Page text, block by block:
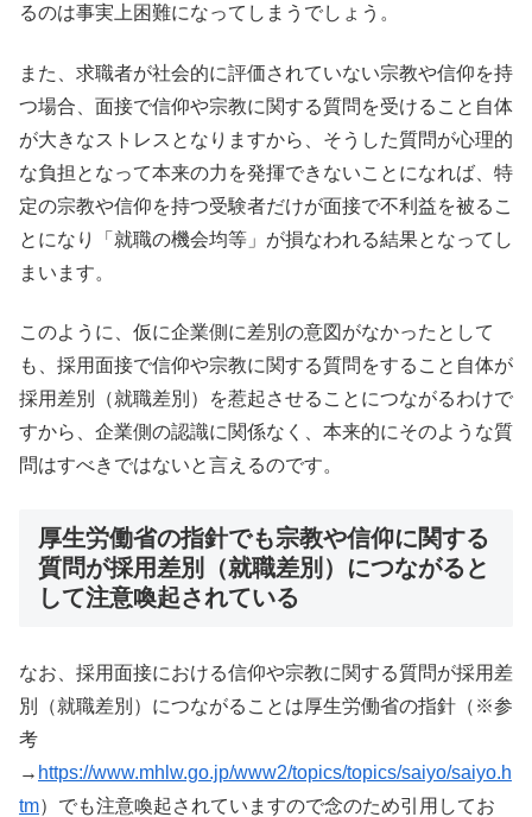
るのは事実上困難になってしまうでしょう。
また、求職者が社会的に評価されていない宗教や信仰を持
つ場合、面接で信仰や宗教に関する質問を受けること自体
が大きなストレスとなりますから、そうした質問が心理的
な負担となって本来の力を発揮できないことになれば、特
定の宗教や信仰を持つ受験者だけが面接で不利益を被るこ
とになり「就職の機会均等」が損なわれる結果となってし
まいます。
このように、仮に企業側に差別の意図がなかったとして
も、採用面接で信仰や宗教に関する質問をすること自体が
採用差別（就職差別）を惹起させることにつながるわけで
すから、企業側の認識に関係なく、本来的にそのような質
問はすべきではないと言えるのです。
厚生労働省の指針でも宗教や信仰に関する
質問が採用差別（就職差別）につながると
して注意喚起されている
なお、採用面接における信仰や宗教に関する質問が採用差
別（就職差別）につながることは厚生労働省の指針（※参
考
→ https://www.mhlw.go.jp/www2/topics/topics/saiyo/saiyo.h
tm）でも注意喚起されていますので念のため引用してお